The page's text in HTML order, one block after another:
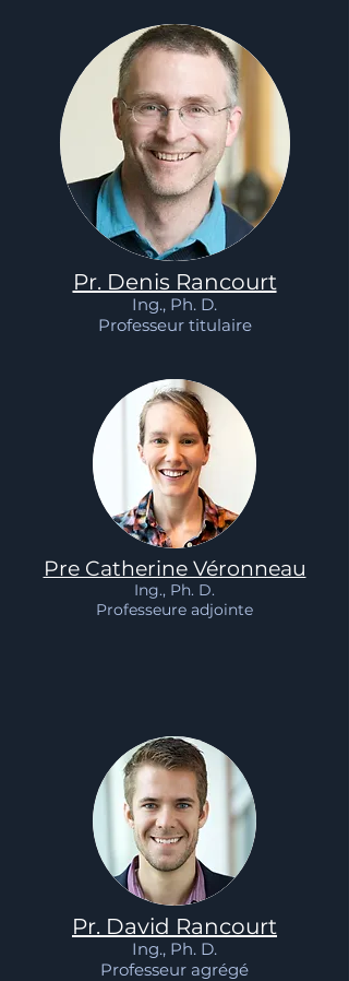
Pr. Denis Rancourt
Ing., Ph. D.
Professeur titulaire
Pre Catherine Véronneau
Ing., Ph. D.
Professeure adjointe
Pr. David Rancourt
Ing., Ph. D.
Professeur agrégé